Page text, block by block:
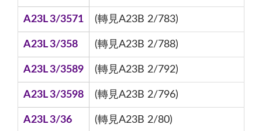
A23L 3/3571 (轉見A23B 2/783)
A23L 3/358 (轉見A23B 2/788)
A23L 3/3589 (轉見A23B 2/792)
A23L 3/3598 (轉見A23B 2/796)
A23L 3/36 (轉見A23B 2/80)